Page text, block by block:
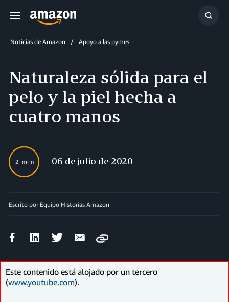
Menú
Noticias de Amazon Apoyo a las pymes
Naturaleza sólida para el
pelo y la piel hecha a
cuatro manos
2 min 06 de julio de 2020
Escrito por Equipo Historias Amazon
CompartirCompartirCompartirCompartir
electrónico
Copy
Este contenido está alojado por un tercero
(www.youtube.com).